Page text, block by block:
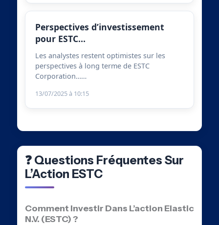
Perspectives d’investissement
pour ESTC…
Les analystes restent optimistes sur les
perspectives à long terme de ESTC
Corporation……
13/07/2025 à 10:15
❓ Questions Fréquentes Sur
L’Action ESTC
Comment Investir Dans L’action Elastic
N.V. (ESTC) ?